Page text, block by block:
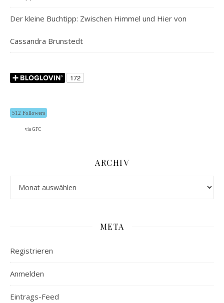
Der kleine Buchtipp: Zwischen Himmel und Hier von
Cassandra Brunstedt
512 Followers
via GFC
ARCHIV
META
Registrieren
Anmelden
Eintrags-Feed